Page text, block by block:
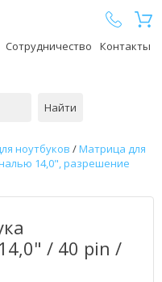
Сотрудничество Контакты
Найти
ноутбуков /Матрица для
14,0", разрешение
/ 40 pin /